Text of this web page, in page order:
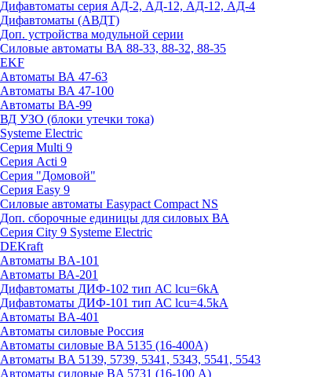
Дифавтоматы серия АД-2, АД-12, АД-12, АД-4
Дифавтоматы (АВДТ)
Доп. устройства модульной серии
Силовые автоматы ВА 88-33, 88-32, 88-35
EKF
Автоматы ВА 47-63
Автоматы ВА 47-100
Автоматы ВА-99
ВД УЗО (блоки утечки тока)
Systeme Electric
Серия Multi 9
Серия Acti 9
Серия "Домовой"
Серия Easy 9
Силовые автоматы Easypact Compact NS
Доп. сборочные единицы для силовых ВА
Серия City 9 Systeme Electric
DEKraft
Автоматы BA-101
Автоматы ВА-201
Дифавтоматы ДИФ-102 тип АС lcu=6kA
Дифавтоматы ДИФ-101 тип АС lcu=4.5kA
Автоматы BA-401
Автоматы силовые Россия
Автоматы силовые BA 5135 (16-400А)
Автоматы BA 5139, 5739, 5341, 5343, 5541, 5543
Автоматы силовые BA 5731 (16-100 А)